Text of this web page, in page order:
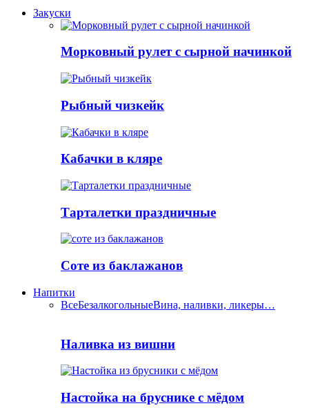
Закуски
Морковный рулет с сырной начинкой
Рыбный чизкейк
Кабачки в кляре
Тарталетки праздничные
Соте из баклажанов
Напитки
ВсеБезалкогольныеВина, наливки, ликеры…
Наливка из вишни
Настойка на бруснике с мёдом